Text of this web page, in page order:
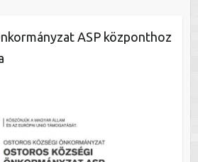
ASP központhoz